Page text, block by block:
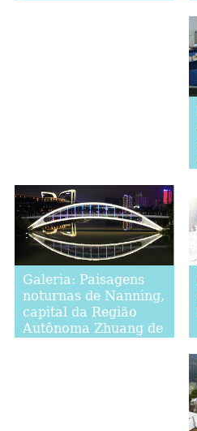
Galeria: Paisagens
noturnas de Nanning,
capital da Região
Autônoma Zhuang de